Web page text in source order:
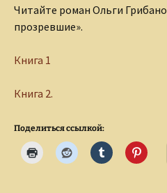
Читайте роман Ольги
прозревшие».
Книга 1
Книга 2.
Поделиться ссылкой: